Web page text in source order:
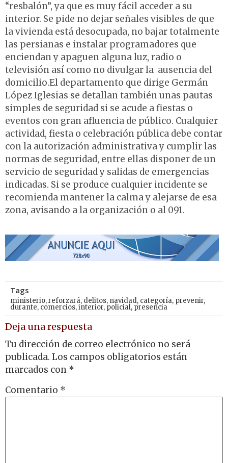
“resbalón”, ya que es muy fácil acceder a su
interior. Se pide no dejar señales visibles de que
la vivienda está desocupada, no bajar totalmente
las persianas e instalar programadores que
enciendan y apaguen alguna luz, radio o
televisión así como no divulgar la ausencia del
domicilio.El departamento que dirige Germán
López Iglesias se detallan también unas pautas
simples de seguridad si se acude a fiestas o
eventos con gran afluencia de público. Cualquier
actividad, fiesta o celebración pública debe contar
con la autorización administrativa y cumplir las
normas de seguridad, entre ellas disponer de un
servicio de seguridad y salidas de emergencias
indicadas. Si se produce cualquier incidente se
recomienda mantener la calma y alejarse de esa
zona, avisando a la organización o al 091.
Tags
ministerio,reforzará, delitos, navidad, categoría, prevenir,
durante, comercios,interior, policial, presencia
Deja una respuesta
Tu dirección de correo electrónico no será
publicada. Los campos obligatorios están
marcados con *
Comentario *